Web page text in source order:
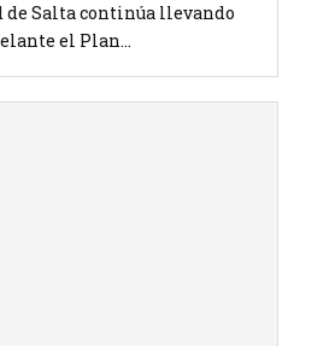
Salta continúa llevando
el Plan...